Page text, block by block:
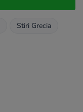
Stiri Grecia